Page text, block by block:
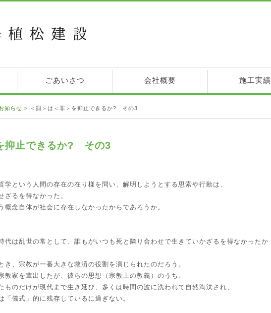
ごあいさつ 会社概要 施工実績
知らせ > ＜罰＞は＜罪＞を抑止できるか? その3
抑止できるか? その3
学という人間の存在の在り様を問い、解明しようとする思索や行動は、
ざるを得なかった。
概念自体が社会に存在しなかったからであろうか。
代は乱世の常として、誰もがいつも死と隣り合わせで生きていかざるを得なかったか
き、宗教が一番大きな救済の役割を演じられたのだろう。
教家を輩出したが、彼らの思想（宗教上の教義）のうち、
ものだけが現代まで生き延び、多くは時間の波に洗われて自然淘汰され、
「儀式」的に残存しているに過ぎない。